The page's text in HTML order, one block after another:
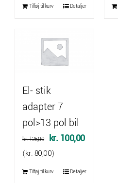
Tilføj til kurv Detaljer
El- stik
adapter 7
pol>13 pol bil
kr.125,00
Den
oprindelige
pris
kr. 100,00Den
pris
(kr.80,00)
Tilføj til kurv Detaljer